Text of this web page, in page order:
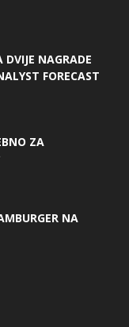
NAGRADE
FORECAST
ZA
NA